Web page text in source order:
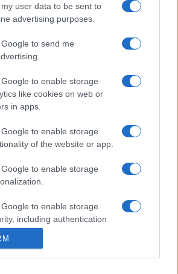
user data to be sent to
advertising purposes.
to send me
to enable storage
like cookies on web or
in apps.
to enable storage
of the website or app.
to enable storage
to enable storage
including authentication
fraud prevention, and other
rárajtolhatunk a jövő nyári
Eb jegyeire
a sásdi tűzoltók
lát és mit lát nem a VÉDA?